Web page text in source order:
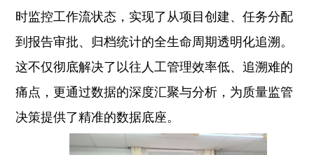
时监控工作流状态，实现了从项目创建、任务分配
到报告审批、归档统计的全生命周期透明化追溯。
这不仅彻底解决了以往人工管理效率低、追溯难的
痛点，更通过数据的深度汇聚与分析，为质量监管
决策提供了精准的数据底座。